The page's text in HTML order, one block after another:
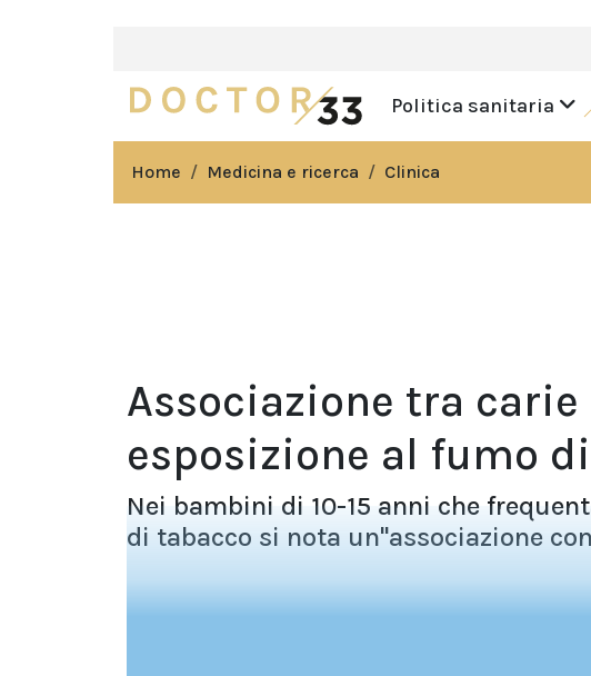
Politica sanitaria
Home Medicina e ricerca Clinica
Associazione tra
esposizione al fumo
Nei bambini di 10-15 anni che
di tabacco si nota un''associazione